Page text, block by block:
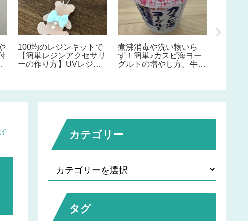
100均のレジンキットで
【簡単レジンアクセサリ
ーの作り方】UVレジン
煮沸消毒や洗い物いら
ず！簡単♪カスピ海ヨー
グルトの増やし方。牛乳
な方法をご紹介♪
カテゴリー
タグ